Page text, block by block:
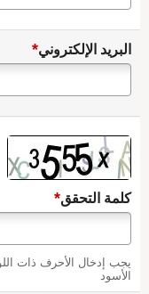
البريد الإلكتروني*
كلمة التحقق*
يجب إدخال الأحرف ذات
الأسود